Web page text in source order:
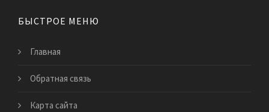
БЫСТРОЕ МЕНЮ
Главная
Обратная связь
Карта сайта